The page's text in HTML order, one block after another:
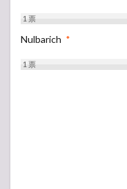
1票
Nulbarich *
1票